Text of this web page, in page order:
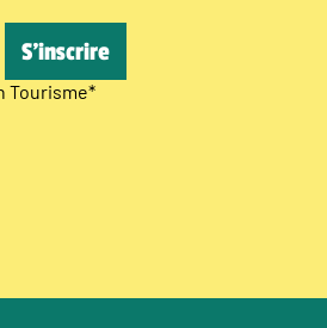
Tourisme*